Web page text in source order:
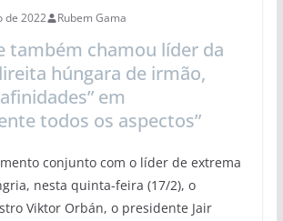
de 2022 Rubem Gama
também chamou líder da
húngara de irmão,
em
todos os aspectos”
conjunto com o líder de extrema
nesta quinta-feira (17/2), o
Viktor Orbán, o presidente Jair